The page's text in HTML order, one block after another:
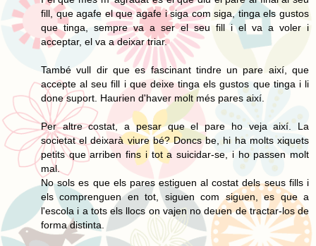
fill, que agafe el que agafe i siga com siga, tinga els gustos
que tinga, sempre va a ser el seu fill i el va a voler i
acceptar, el va a deixar triar.
També vull dir que es fascinant tindre un pare així, que
accepte al seu fill i que deixe tinga els gustos que tinga i li
done suport. Haurien d'haver molt més pares així.
Per altre costat, a pesar que el pare ho veja així. La
societat el deixarà viure bé? Doncs be, hi ha molts xiquets
petits que arriben fins i tot a suicidar-se, i ho passen molt
mal.
No sols es que els pares estiguen al costat dels seus fills i
els comprenguen en tot, siguen com siguen, es que a
l'escola i a tots els llocs on vajen no deuen de tractar-los de
forma distinta.